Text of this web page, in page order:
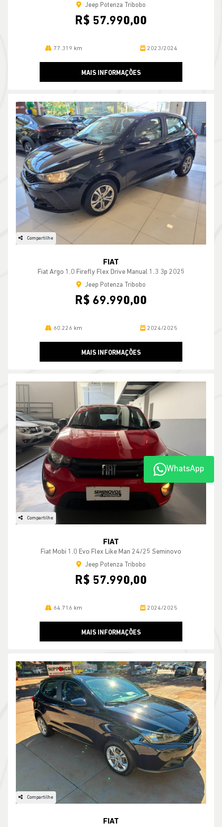
Jeep Potenza Tribobo
R$ 57.990,00
77.319 km 2023/2024
MAIS INFORMAÇÕES
Compartilhe
FIAT
Fiat Argo 1.0 Firefly Flex Drive Manual 1.3 3p 2025
Jeep Potenza Tribobo
R$ 69.990,00
60.226 km 2024/2025
MAIS INFORMAÇÕES
Compartilhe
FIAT
Fiat Mobi 1.0 Evo Flex Like Man 24/25 Seminovo
Jeep Potenza Tribobo
R$ 57.990,00
64.716 km 2024/2025
MAIS INFORMAÇÕES
Compartilhe
FIAT
WhatsApp